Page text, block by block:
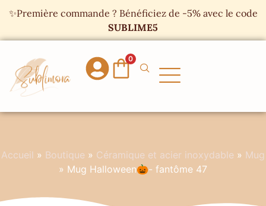
✨Première commande ? Bénéficiez de -5% avec le code
SUBLIME5
0
Accueil » Boutique » Céramique et acier inoxydable » Mug
» Mug Halloween🎃- fantôme 47
Panneau de gestion des cookies